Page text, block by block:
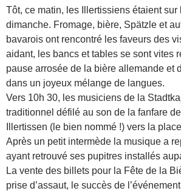
Tôt, ce matin, les Illertissiens étaient sur
dimanche. Fromage, bière, Spätzle et
bavarois ont rencontré les faveurs des
aidant, les bancs et tables se sont vites
pause arrosée de la bière allemande et
dans un joyeux mélange de langues.
Vers 10h 30, les musiciens de la
traditionnel défilé au son de la fanfare
Illertissen (le bien nommé !) vers la
Après un petit intermède la musique a
ayant retrouvé ses pupitres installés
La vente des billets pour la Fête de la
prise d’assaut, le succès de